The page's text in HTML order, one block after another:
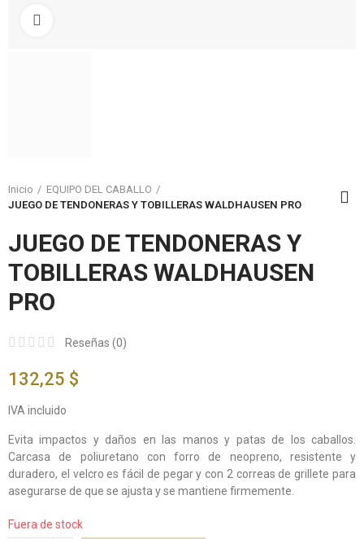
Inicio
EQUIPO DEL CABALLO
JUEGO DE TENDONERAS Y TOBILLERAS WALDHAUSEN PRO
JUEGO DE TENDONERAS Y
TOBILLERAS WALDHAUSEN
PRO
Reseñas (0)
132,25 $
IVA incluido
Evita impactos y daños en las manos y patas de los caballos.
Carcasa de poliuretano con forro de neopreno, resistente y
duradero, el velcro es fácil de pegar y con 2 correas de grillete para
asegurarse de que se ajusta y se mantiene firmemente.
Fuera de stock